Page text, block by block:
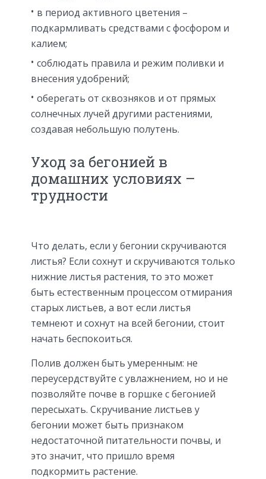
в период активного цветения –
подкармливать средствами с фосфором и
калием;
соблюдать правила и режим поливки и
внесения удобрений;
оберегать от сквозняков и от прямых
солнечных лучей другими растениями,
создавая небольшую полутень.
Уход за бегонией в
домашних условиях –
трудности
Что делать, если у бегонии скручиваются
листья? Если сохнут и скручиваются только
нижние листья растения, то это может
быть естественным процессом отмирания
старых листьев, а вот если листья
темнеют и сохнут на всей бегонии, стоит
начать беспокоиться.
Полив должен быть умеренным: не
переусердствуйте с увлажнением, но и не
позволяйте почве в горшке с бегонией
пересыхать. Скручивание листьев у
бегонии может быть признаком
недостаточной питательности почвы, и
это значит, что пришло время
подкормить растение.